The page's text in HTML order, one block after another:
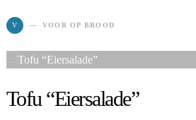
V VOOR OP BROOD
Tofu “Eiersalade”